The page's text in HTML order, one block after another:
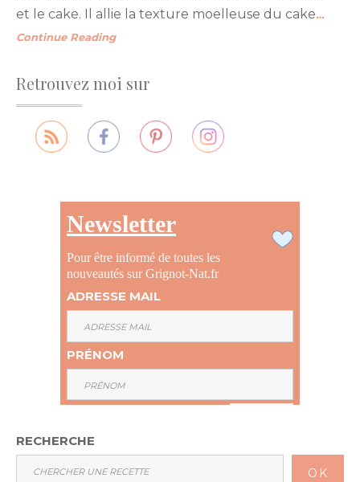
et le cake. Il allie la texture moelleuse du cake…
Continue Reading
Retrouvez moi sur
Newsletter
Pour être informé de toutes les
nouveautés sur Grignot-Nat.fr
ADRESSE MAIL
PRÉNOM
RECHERCHE
OK